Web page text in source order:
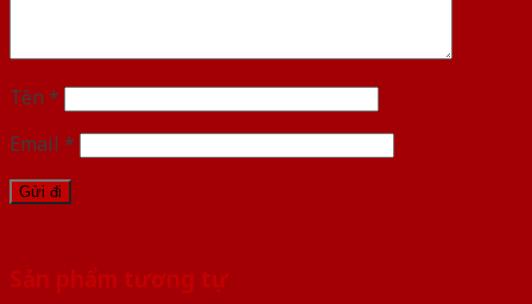
Tên *
Email *
Sản phẩm tương tự